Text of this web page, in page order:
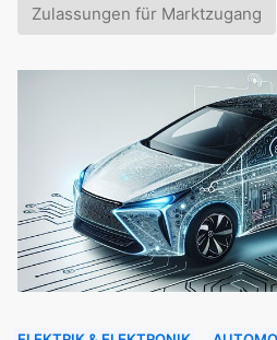
Zulassungen für Marktzugang